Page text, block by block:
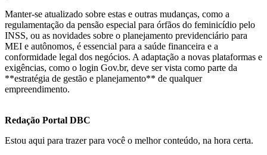
Manter-se atualizado sobre estas e outras mudanças, como a
regulamentação da pensão especial para órfãos do feminicídio pelo
INSS, ou as novidades sobre o planejamento previdenciário para
MEI e autônomos, é essencial para a saúde financeira e a
conformidade legal dos negócios. A adaptação a novas plataformas e
exigências, como o login Gov.br, deve ser vista como parte da
**estratégia de gestão e planejamento** de qualquer
empreendimento.
Redação Portal DBC
Estou aqui para trazer para você o melhor conteúdo, na hora certa.